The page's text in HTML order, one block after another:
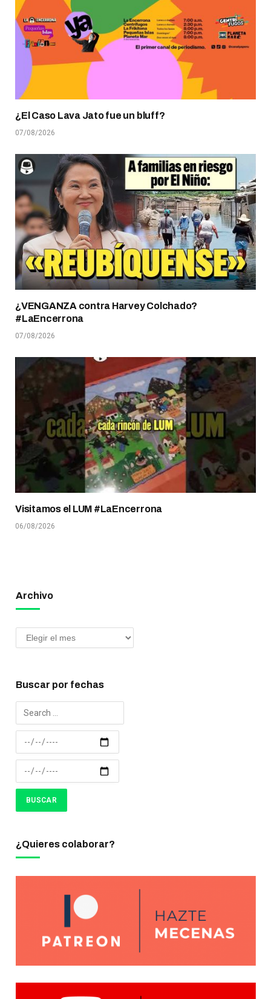
¿El Caso Lava Jato fue un bluff?
07/08/2026
¿VENGANZA contra Harvey Colchado?
#LaEncerrona
07/08/2026
Visitamos el LUM #LaEncerrona
06/08/2026
Archivo
Buscar por fechas
¿Quieres colaborar?